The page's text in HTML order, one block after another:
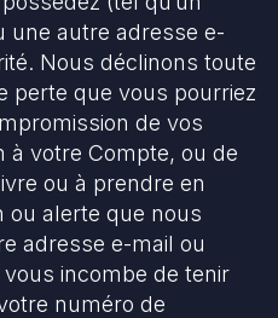
une autre adresse e-
Nous déclinons toute
perte que vous pourriez
de vos
à votre Compte, ou de
ou à prendre en
ou alerte que nous
adresse e-mail ou
incombe de tenir
numéro de